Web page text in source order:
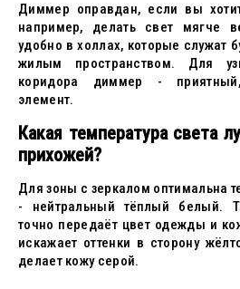
Диммер оправдан, если вы
например, делать свет мягче
удобно в холлах, которые служат
жилым пространством. Для
коридора диммер -
элемент.
Какая температура света
прихожей?
Для зоны с зеркалом оптимальна
- нейтральный тёплый белый.
точно передаёт цвет одежды и
искажает оттенки в сторону
делает кожу серой.